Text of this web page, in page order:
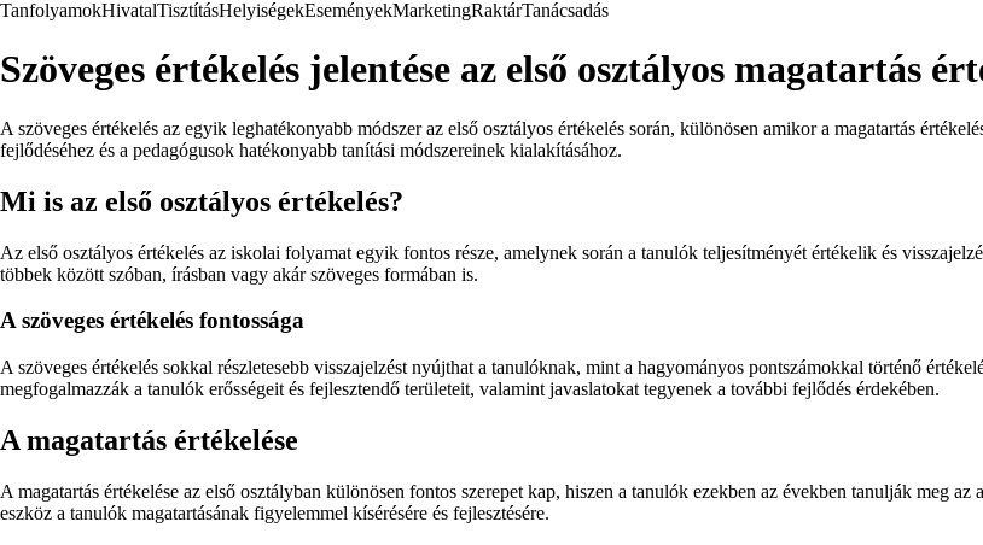
TanfolyamokHivatalTisztításHelyiségekEseményekMarketingRaktárTanácsadás
Szöveges értékelés jelentése az első osztályos magatartás
A szöveges értékelés az egyik leghatékonyabb módszer az első osztályos értékelés során, különösen amikor a magatartás
fejlődéséhez és a pedagógusok hatékonyabb tanítási módszereinek kialakításához.
Mi is az első osztályos értékelés?
Az első osztályos értékelés az iskolai folyamat egyik fontos része, amelynek során a tanulók teljesítményét értékelik és
többek között szóban, írásban vagy akár szöveges formában is.
A szöveges értékelés fontossága
A szöveges értékelés sokkal részletesebb visszajelzést nyújthat a tanulóknak, mint a hagyományos pontszámokkal történő
megfogalmazzák a tanulók erősségeit és fejlesztendő területeit, valamint javaslatokat tegyenek a további fejlődés érdekében.
A magatartás értékelése
A magatartás értékelése az első osztályban különösen fontos szerepet kap, hiszen a tanulók ezekben az években tanulják meg
eszköz a tanulók magatartásának figyelemmel kísérésére és fejlesztésére.